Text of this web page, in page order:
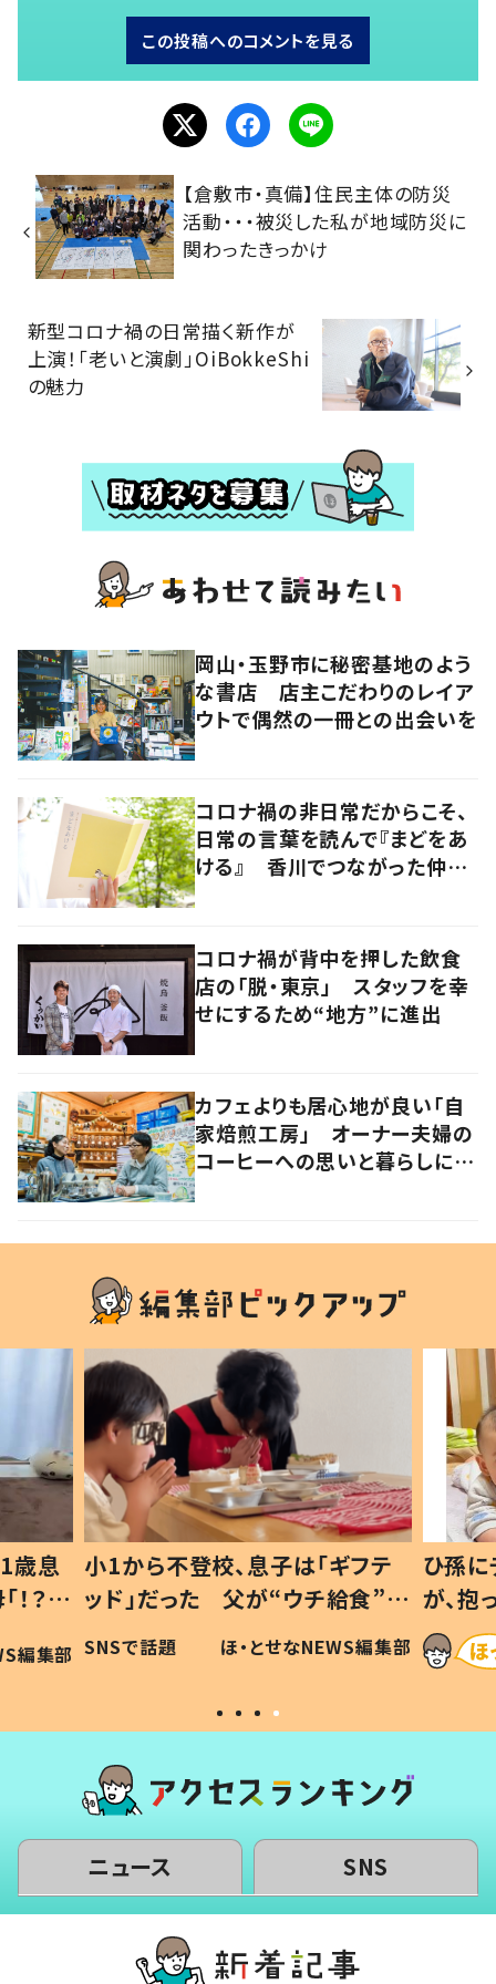
この投稿へのコメントを見る
【倉敷市・真備】住民主体の防災
活動・・・被災した私が地域防災に
関わったきっかけ
新型コロナ禍の日常描く新作が
上演！「老いと演劇」OiBokkeShi
の魅力
岡山・玉野市に秘密基地のよう
な書店 店主こだわりのレイア
ウトで偶然の一冊との出会いを
コロナ禍の非日常だからこそ、
日常の言葉を読んで『まどをあ
ける』 香川でつながった仲間
コロナ禍が背中を押した飲食
店の「脱・東京」 スタッフを幸
せにするため“地方”に進出
カフェよりも居心地が良い「自
家焙煎工房」 オーナー夫婦の
コーヒーへの思いと暮らしに迫
歳息
？」
編集部
小1から不登校、息子は「ギフテ
ッド」だった 父が“ウチ給食”を
作り続ける理由とは #令和の親
#令和の子
SNSで話題 ほ・とせなNEWS編集部
ひ孫
が、
「涙が
い」
ニュース SNS